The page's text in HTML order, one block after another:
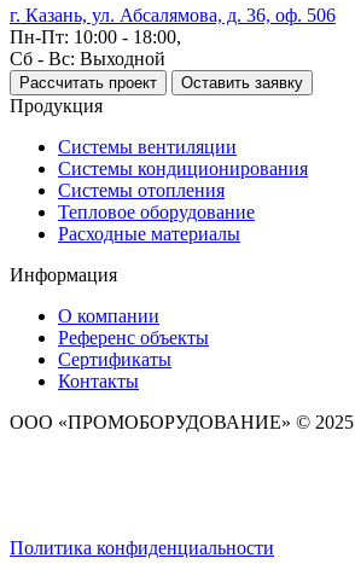
г. Казань, ул. Абсалямова, д. 36, оф. 506
Пн-Пт: 10:00 - 18:00,
Сб - Вс: Выходной
Рассчитать проект Оставить заявку
Продукция
Системы вентиляции
Системы кондиционирования
Системы отопления
Тепловое оборудование
Расходные материалы
Информация
О компании
Референс объекты
Сертификаты
Контакты
ООО «ПРОМОБОРУДОВАНИЕ» © 2025
Политика конфиденциальности